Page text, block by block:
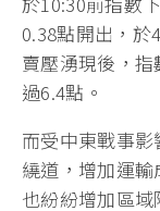
0.38點開出，於
賣壓湧現後，
過6.4點。
而受中東戰事
繞道，增加運
也紛紛增加區